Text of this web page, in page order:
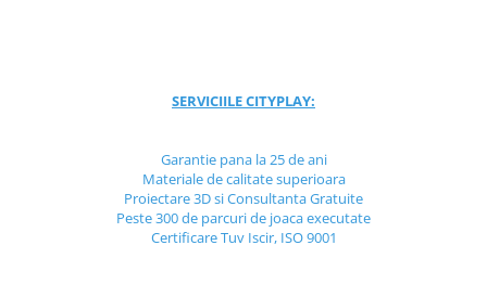
MOBILIER URBAN
Garduri/Imprejmuiri
SERVICIILE CITYPLAY:
Garantie pana la 25 de ani
Materiale de calitate superioara
Proiectare 3D si Consultanta Gratuite
Peste 300 de parcuri de joaca executate
Certificare Tuv Iscir, ISO 9001